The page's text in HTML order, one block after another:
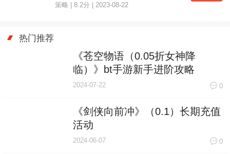
策略 | 8.2分 | 2023-08-22
热门推荐
《苍空物语（0.05折女神降
临）》bt手游新手进阶攻略
2024-07-22 0
《剑侠向前冲》（0.1）长期充值
活动
2024-06-07 0